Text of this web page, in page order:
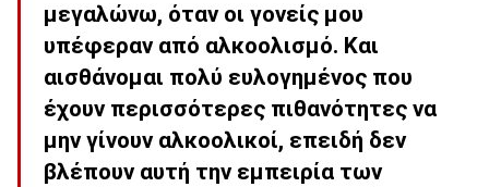
μεγαλώνω, όταν οι γονείς μου
υπέφεραν από αλκοολισμό. Και
αισθάνομαι πολύ ευλογημένος που
έχουν περισσότερες πιθανότητες να
μην γίνουν αλκοολικοί, επειδή δεν
βλέπουν αυτή την εμπειρία των